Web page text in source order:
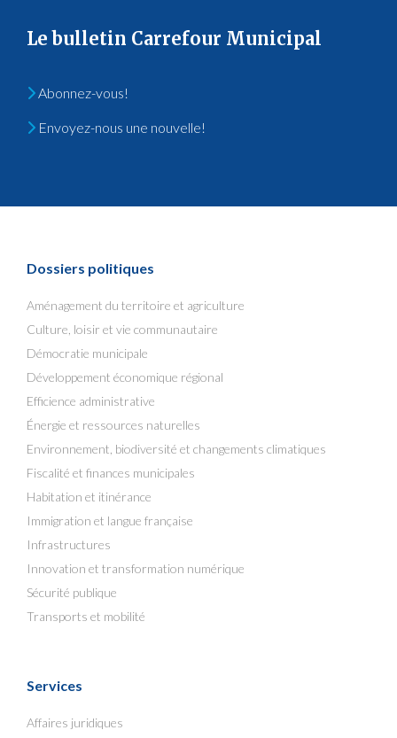
Le bulletin Carrefour Municipal
Abonnez-vous!
Envoyez-nous une nouvelle!
Dossiers politiques
Aménagement du territoire et agriculture
Culture, loisir et vie communautaire
Démocratie municipale
Développement économique régional
Efficience administrative
Énergie et ressources naturelles
Environnement, biodiversité et changements climatiques
Fiscalité et finances municipales
Habitation et itinérance
Immigration et langue française
Infrastructures
Innovation et transformation numérique
Sécurité publique
Transports et mobilité
Services
Affaires juridiques